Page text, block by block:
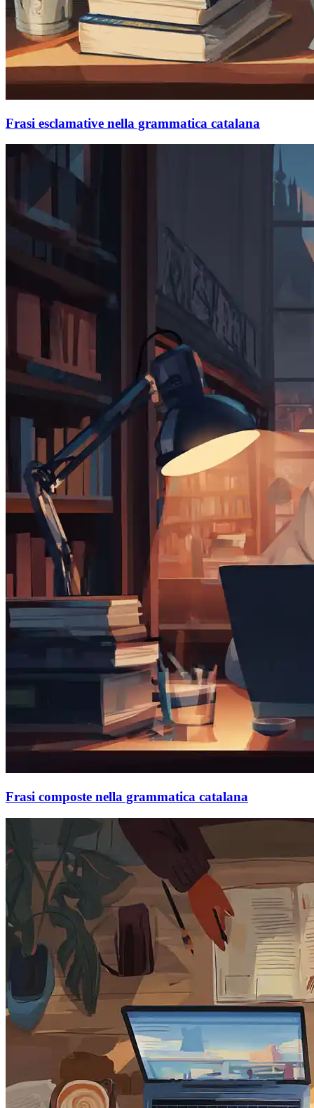
Frasi esclamative nella grammatica catalana
Frasi composte nella grammatica catalana